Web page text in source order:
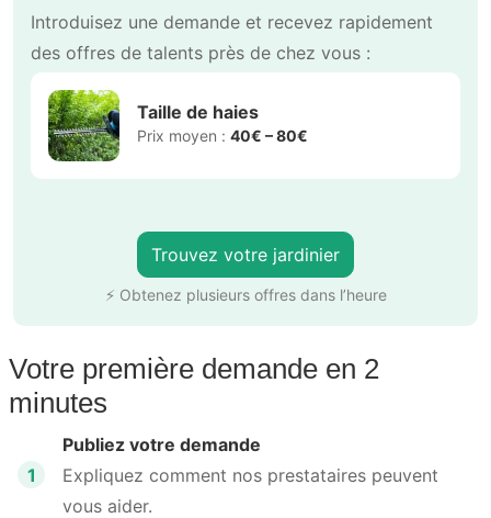
Introduisez une demande et recevez rapidement
des offres de talents près de chez vous :
Taille de haies
Prix moyen : 40€ – 80€
Trouvez votre jardinier
⚡ Obtenez plusieurs offres dans l’heure
Votre première demande en 2
minutes
1
Publiez votre demande
Expliquez comment nos prestataires peuvent
vous aider.